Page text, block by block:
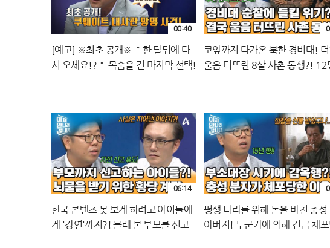
[예고] ※최초 공개※ ＂한 달뒤에 다
시 오세요!?＂ 목숨을 건 마지막 선택!
00:40
코앞까지 다가온 북한 경비대! 더
울음 터뜨린 8살 사촌 동생?! 12
한국 콘텐츠 못 보게 하려고 아이들에
게 '강연'까지?! 몰래 본 부모를 신고
06:14
평생 나라를 위해 돈을 바친 충성
아버지! 누군가에 의해 긴급 체